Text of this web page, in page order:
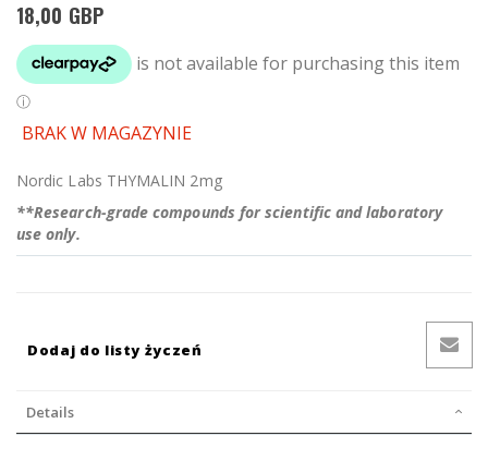
18,00 GBP
BRAK W MAGAZYNIE
Nordic Labs THYMALIN 2mg
**Research-grade compounds for scientific and laboratory
use only.
Dodaj do listy życzeń
Details